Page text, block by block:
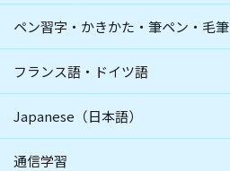
ペン習字・かきかた・筆ペン・毛筆
フランス語・ドイツ語
Japanese（日本語）
通信学習